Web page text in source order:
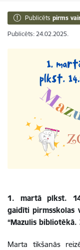
Publicēts pirms
Publicēts: 24.02.2025.
1. martā plkst.
gaidīti pirmsskolas
“Mazulis bibliotēkā.
Marta tikšanās